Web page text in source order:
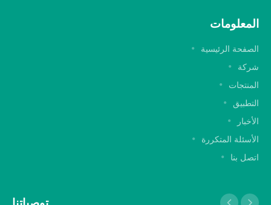
المعلومات
الصفحة الرئيسية
شركة
المنتجات
التطبيق
الأخبار
الأسئلة المتكررة
اتصل بنا